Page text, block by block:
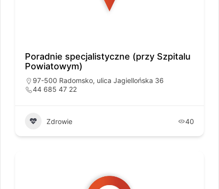
Poradnie specjalistyczne (przy Szpitalu
Powiatowym)
97-500 Radomsko, ulica Jagiellońska 36
44 685 47 22
Zdrowie 40